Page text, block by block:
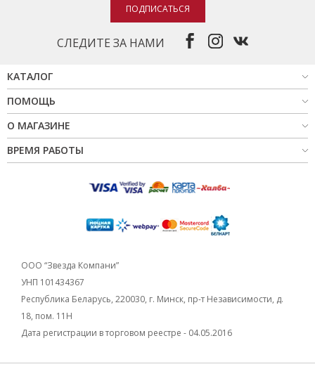
СЛЕДИТЕ ЗА НАМИ
ПОДПИСАТЬСЯ
КАТАЛОГ
ПОМОЩЬ
О МАГАЗИНЕ
ВРЕМЯ РАБОТЫ
ООО “Звезда Компани”
УНП 101434367
Республика Беларусь, 220030, г. Минск, пр-т Независимости, д.
18, пом. 11Н
Дата регистрации в торговом реестре - 04.05.2016